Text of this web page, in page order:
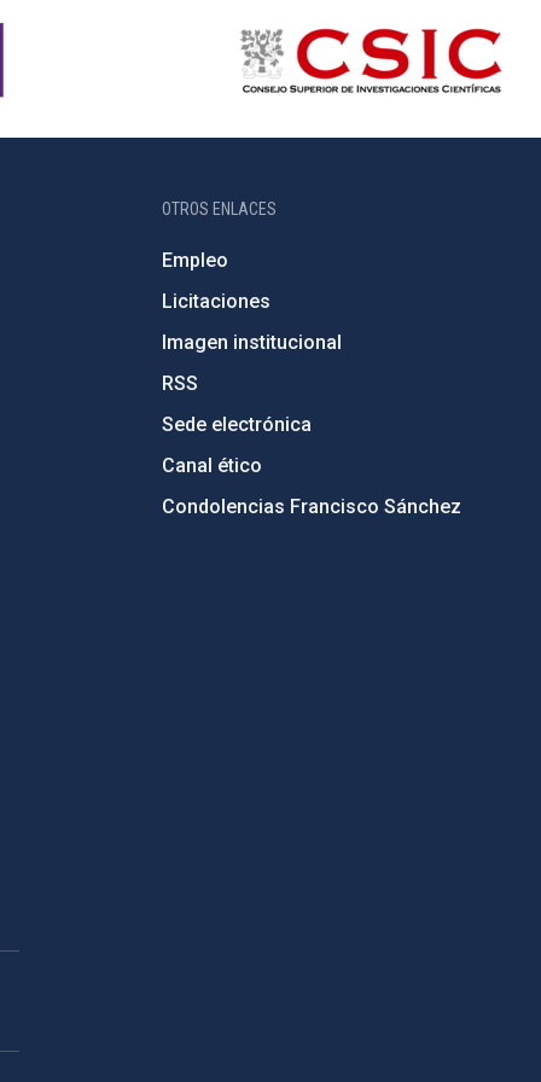
OTROS ENLACES
Empleo
Licitaciones
Imagen institucional
RSS
Sede electrónica
Canal ético
Condolencias Francisco Sánchez